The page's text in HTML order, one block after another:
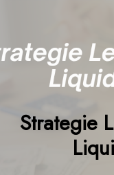
Strategie